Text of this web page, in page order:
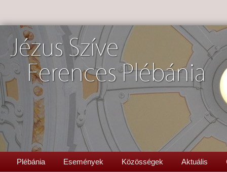
Jézus Szíve
Ferences Plébánia
Plébánia Események Közösségek Aktuális